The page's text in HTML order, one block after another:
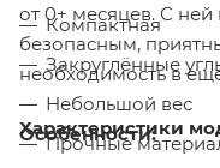
от 0+ месяцев. С ней
безопасным,
необходимость в
Особенности:
Компактная
Закруглённые
Небольшой вес
Прочные
Характеристики